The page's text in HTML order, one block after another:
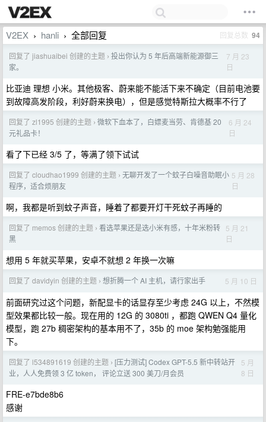
V2EX › hanli › 全部回复 回复总数 94
回复了 jiashuaibei 创建的主题 › 投出你认为 5 年后高端新能源御三
家。
7 月 23
日
比亚迪 理想 小米。其他极客、蔚来能不能活下来不确定（目前电池要
到故障高发阶段，利好蔚来换电），但是感觉特斯拉大概率不行了
回复了 zl1995 创建的主题 › 微软下血本了，白嫖麦当劳、肯德基 20
元礼品卡！
6 月 24
日
看了下已经 3/5 了，等满了领下试试
回复了 cloudhao1999 创建的主题 › 无聊开发了一个蚊子白噪音助眠小
程序，适合烦朋友
5 月 28
日
啊，我都是听到蚊子声音，睡着了都要开灯干死蚊子再睡的
回复了 memos 创建的主题 › 看选苹果还是选小米有感，十年米粉转
黑
5 月 21
日
想用 5 年就买苹果，安卓不就想 2 年换一次嘛
回复了 davidyin 创建的主题 › 想折腾一个 AI 主机，请行家出手 5 月 10 日
前面研究过这个问题，新配显卡的话显存至少考虑 24G 以上，不然模
型效果都比较一般。现在用的 12G 的 3080ti ，都跑 QWEN Q4 量化
模型，跑 27b 稠密架构的基本用不了，35b 的 moe 架构勉强能用
下。
回复了 l534891619 创建的主题 › [压力测试] Codex GPT-5.5 新中转站开
业，人人免费领 3 亿 token， 评论立送 300 美刀/月会员
5 月
8 日
FRE-e7bde8b6
感谢